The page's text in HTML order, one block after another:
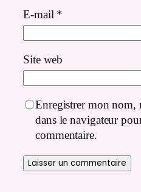
E-mail *
Site web
Enregistrer mon nom,
dans le navigateur
commentaire.